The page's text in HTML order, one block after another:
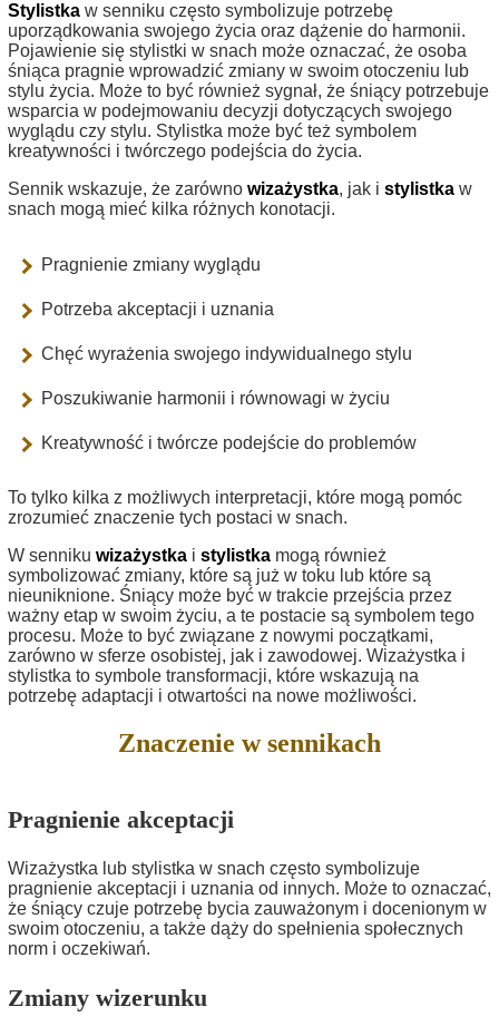
Stylistka w senniku często symbolizuje potrzebę
uporządkowania swojego życia oraz dążenie do harmonii.
Pojawienie się stylistki w snach może oznaczać, że osoba
śniąca pragnie wprowadzić zmiany w swoim otoczeniu lub
stylu życia. Może to być również sygnał, że śniący potrzebuje
wsparcia w podejmowaniu decyzji dotyczących swojego
wyglądu czy stylu. Stylistka może być też symbolem
kreatywności i twórczego podejścia do życia.
Sennik wskazuje, że zarówno wizażystka, jak i stylistka w
snach mogą mieć kilka różnych konotacji.
Pragnienie zmiany wyglądu
Potrzeba akceptacji i uznania
Chęć wyrażenia swojego indywidualnego stylu
Poszukiwanie harmonii i równowagi w życiu
Kreatywność i twórcze podejście do problemów
To tylko kilka z możliwych interpretacji, które mogą pomóc
zrozumieć znaczenie tych postaci w snach.
W senniku wizażystka i stylistka mogą również
symbolizować zmiany, które są już w toku lub które są
nieuniknione. Śniący może być w trakcie przejścia przez
ważny etap w swoim życiu, a te postacie są symbolem tego
procesu. Może to być związane z nowymi początkami,
zarówno w sferze osobistej, jak i zawodowej. Wizażystka i
stylistka to symbole transformacji, które wskazują na
potrzebę adaptacji i otwartości na nowe możliwości.
Znaczenie w sennikach
Pragnienie akceptacji
Wizażystka lub stylistka w snach często symbolizuje
pragnienie akceptacji i uznania od innych. Może to oznaczać,
że śniący czuje potrzebę bycia zauważonym i docenionym w
swoim otoczeniu, a także dąży do spełnienia społecznych
norm i oczekiwań.
Zmiany wizerunku